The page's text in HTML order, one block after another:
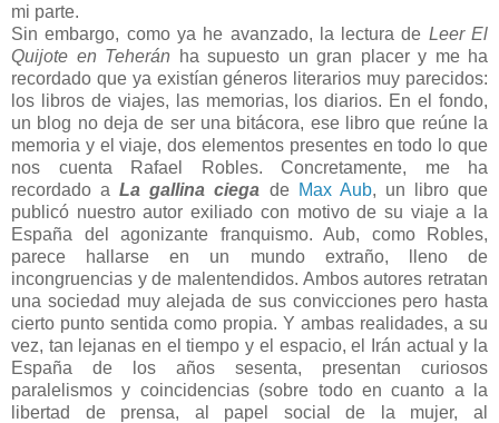
mi parte.
Sin embargo, como ya he avanzado, la lectura de Leer El
Quijote en Teherán ha supuesto un gran placer y me ha
recordado que ya existían géneros literarios muy parecidos:
los libros de viajes, las memorias, los diarios. En el fondo,
un blog no deja de ser una bitácora, ese libro que reúne la
memoria y el viaje, dos elementos presentes en todo lo que
nos cuenta Rafael Robles. Concretamente, me ha
recordado aLa gallina ciega de Max Aub, un libro que
publicó nuestro autor exiliado con motivo de su viaje a la
España del agonizante franquismo. Aub, como Robles,
parece hallarse en un mundo extraño, lleno de
incongruencias y de malentendidos. Ambos autores retratan
una sociedad muy alejada de sus convicciones pero hasta
cierto punto sentida como propia. Y ambas realidades, a su
vez, tan lejanas en el tiempo y el espacio, el Irán actual y la
España de los años sesenta, presentan curiosos
paralelismos y coincidencias (sobre todo en cuanto a la
libertad de prensa, al papel social de la mujer, al